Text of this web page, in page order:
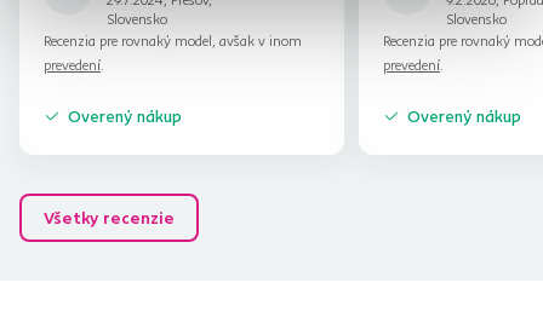
Slovensko
Recenzia pre rovnaký model, avšak v inom
prevedení.
Overený nákup
Slovensko
Recenzia pre rovnaký
prevedení.
Overený nákup
Všetky recenzie